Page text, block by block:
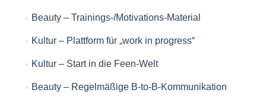
Beauty – Trainings-/Motivations-Material
Kultur – Plattform für „work in progress“
Kultur – Start in die Feen-Welt
Beauty – Regelmäßige B-to-B-Kommunikation